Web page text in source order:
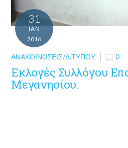
31
ΙΑΝ
2016
ΑΝΑΚΟΙΝΏΣΕΙΣ/Δ.ΤΎΠΟΥ 0
Eκλογές Συλλόγου
Μεγανησίου.